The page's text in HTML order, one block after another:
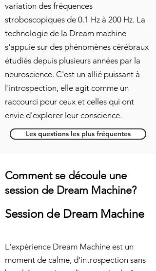
variation des fréquences
stroboscopiques de 0.1 Hz à 200 Hz. La
technologie de la Dream machine
s'appuie sur des phénomènes cérébraux
étudiés depuis plusieurs années par la
neuroscience. C'est un allié puissant à
l'introspection, elle agit comme un
raccourci pour ceux et celles qui ont
envie d'explorer leur conscience.
Les questions les plus fréquentes
Comment se découle une
session de Dream Machine?
Session de Dream Machine
L'expérience Dream Machine est un
moment de calme, d'introspection sans